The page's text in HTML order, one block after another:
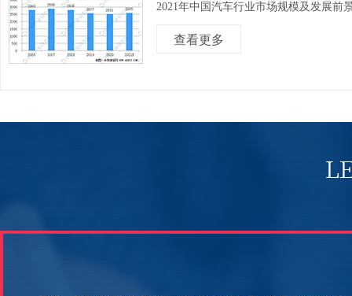
2021年中国汽车行业市场规模及发展前
查看更多